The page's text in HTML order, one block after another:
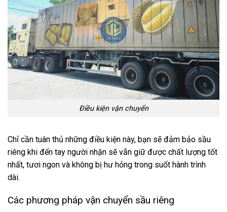
Điều kiện vận chuyển
Chỉ cần tuân thủ những điều kiện này, bạn sẽ đảm bảo sầu
riêng khi đến tay người nhận sẽ vẫn giữ được chất lượng tốt
nhất, tươi ngon và không bị hư hỏng trong suốt hành trình
dài.
Các phương pháp vận chuyển sầu riêng